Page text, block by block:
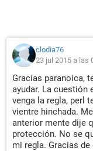
clodia76
23 jul 2015 a las
Gracias paranoica,
ayudar. La cuestión
venga la regla, perl
vientre hinchada.
anterior mente dije
protección. No se
mi regla. Gracias de